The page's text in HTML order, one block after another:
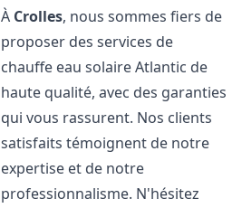
À Crolles, nous sommes fiers de
proposer des services de
chauffe eau solaire Atlantic de
haute qualité, avec des garanties
qui vous rassurent. Nos clients
satisfaits témoignent de notre
expertise et de notre
professionnalisme. N'hésitez